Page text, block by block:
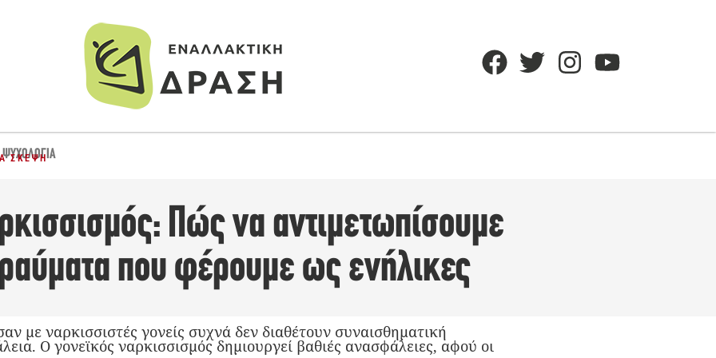
ΨΥΧΟΛΟΓΊΑ
ΣΚΈΨΗ
Πώς να αντιμετωπίσουμε
που φέρουμε ως ενήλικες
με ναρκισσιστές γονείς συχνά δεν διαθέτουν συναισθηματική
Ο γονεϊκός ναρκισσισμός δημιουργεί βαθιές ανασφάλειες, αφού οι